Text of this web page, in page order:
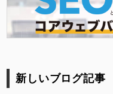
新しいブログ記事